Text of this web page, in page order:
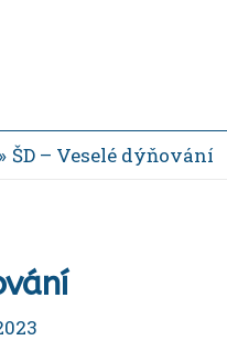
ŠD – Veselé dýňování